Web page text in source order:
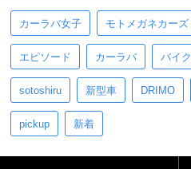
カーラバ女子 モトメガネカーズ
エピソード カーラバ バイク
sotoshiru 新型車 DRIMO
pickup 新着